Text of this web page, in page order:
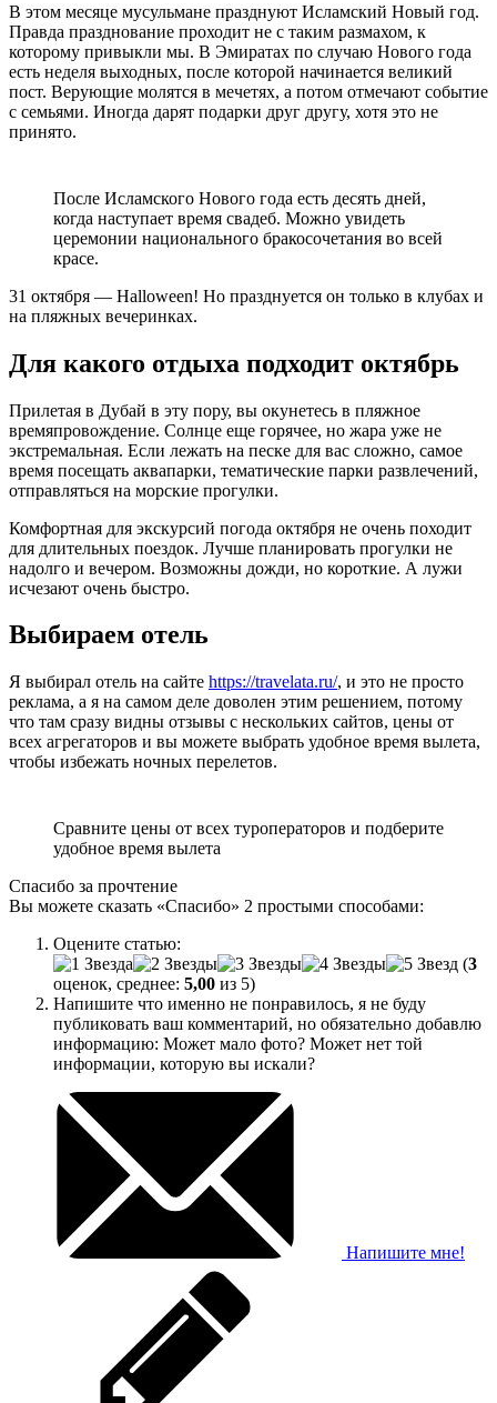
В этом месяце мусульмане празднуют Исламский Новый год.
Правда празднование проходит не с таким размахом, к
которому привыкли мы. В Эмиратах по случаю Нового года
есть неделя выходных, после которой начинается великий
пост. Верующие молятся в мечетях, а потом отмечают событие
с семьями. Иногда дарят подарки друг другу, хотя это не
принято.
После Исламского Нового года есть десять дней,
когда наступает время свадеб. Можно увидеть
церемонии национального бракосочетания во всей
красе.
31 октября — Halloween! Но празднуется он только в клубах и
на пляжных вечеринках.
Для какого отдыха подходит октябрь
Прилетая в Дубай в эту пору, вы окунетесь в пляжное
времяпровождение. Солнце еще горячее, но жара уже не
экстремальная. Если лежать на песке для вас сложно, самое
время посещать аквапарки, тематические парки развлечений,
отправляться на морские прогулки.
Комфортная для экскурсий погода октября не очень походит
для длительных поездок. Лучше планировать прогулки не
надолго и вечером. Возможны дожди, но короткие. А лужи
исчезают очень быстро.
Выбираем отель
Я выбирал отель на сайте https://travelata.ru/, и это не просто
реклама, а я на самом деле доволен этим решением, потому
что там сразу видны отзывы с нескольких сайтов, цены от
всех агрегаторов и вы можете выбрать удобное время вылета,
чтобы избежать ночных перелетов.
Сравните цены от всех туроператоров и подберите
удобное время вылета
Спасибо за прочтение
Вы можете сказать «Спасибо» 2 простыми способами:
Оцените статью:
(3
оценок, среднее: 5,00 из 5)
Напишите что именно не понравилось, я не буду
публиковать ваш комментарий, но обязательно добавлю
информацию: Может мало фото? Может нет той
информации, которую вы искали?
Напишите мне!